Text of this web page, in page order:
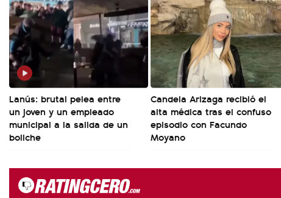
Lanús: brutal pelea entre
un joven y un empleado
municipal a la salida de un
boliche
Candela Arizaga recibió el
alta médica tras el confuso
episodio con Facundo
Moyano